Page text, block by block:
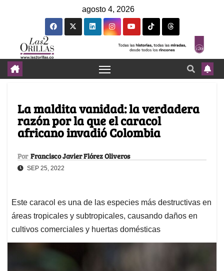
agosto 4, 2026
La maldita vanidad: la verdadera
razón por la que el caracol
africano invadió Colombia
Por Francisco Javier Flórez Oliveros
SEP 25, 2022
Este caracol es una de las especies más destructivas en
áreas tropicales y subtropicales, causando daños en
cultivos comerciales y huertas domésticas